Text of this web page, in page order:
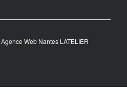
Agence Web Nantes LATELIER